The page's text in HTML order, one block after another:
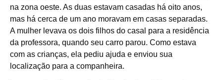
na zona oeste. As duas estavam casadas há oito anos,
mas há cerca de um ano moravam em casas separadas.
A mulher levava os dois filhos do casal para a residência
da professora, quando seu carro parou. Como estava
com as crianças, ela pediu ajuda e enviou sua
localização para a companheira.